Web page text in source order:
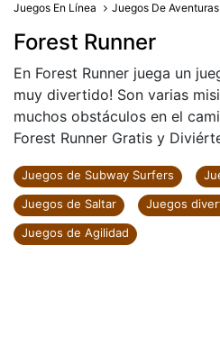
Juegos En Línea Juegos De Aventuras
Forest Runner
En Forest Runner juega un
muy divertido! Son varias
muchos obstáculos en el
Forest Runner Gratis y
Juegos de Subway Surfers
Juegos de Saltar
Juegos
Juegos de Agilidad